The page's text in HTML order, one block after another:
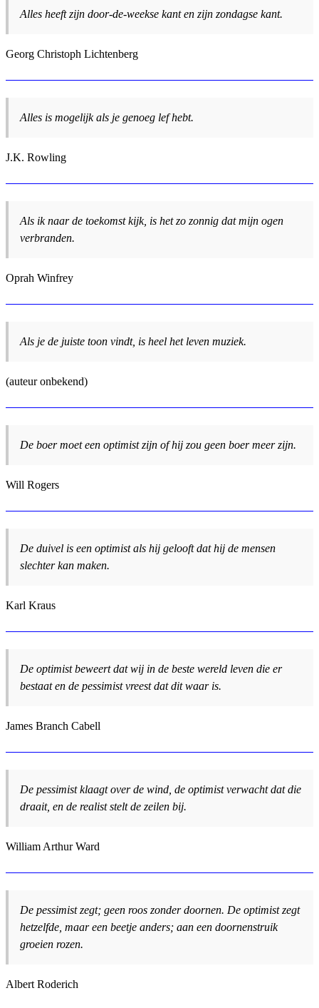
Alles heeft zijn door-de-weekse kant en zijn zondagse kant.
Georg Christoph Lichtenberg
Alles is mogelijk als je genoeg lef hebt.
J.K. Rowling
Als ik naar de toekomst kijk, is het zo zonnig dat mijn ogen
verbranden.
Oprah Winfrey
Als je de juiste toon vindt, is heel het leven muziek.
(auteur onbekend)
De boer moet een optimist zijn of hij zou geen boer meer zijn.
Will Rogers
De duivel is een optimist als hij gelooft dat hij de mensen
slechter kan maken.
Karl Kraus
De optimist beweert dat wij in de beste wereld leven die er
bestaat en de pessimist vreest dat dit waar is.
James Branch Cabell
De pessimist klaagt over de wind, de optimist verwacht dat die
draait, en de realist stelt de zeilen bij.
William Arthur Ward
De pessimist zegt; geen roos zonder doornen. De optimist zegt
hetzelfde, maar een beetje anders; aan een doornenstruik
groeien rozen.
Albert Roderich